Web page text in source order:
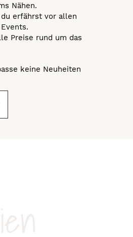
Nähen.
erfährst vor allen
Preise rund um das
keine Neuheiten